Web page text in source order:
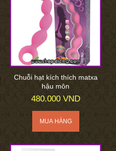
Chuỗi hạt kích thích matxa
hậu môn
480.000 VND